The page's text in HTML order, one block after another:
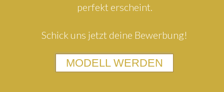
perfekt erscheint.
Schick uns jetzt deine Bewerbung!
MODELL WERDEN